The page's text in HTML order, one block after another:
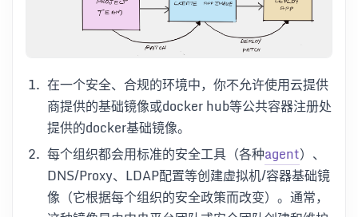
在一个安全、合规的环境中，你不允许使用云提供
商提供的基础镜像或docker hub等公共容器注册处
提供的docker基础镜像。
每个组织都会用标准的安全工具（各种agent）、
DNS/Proxy、LDAP配置等创建虚拟机/容器基础镜
像（它根据每个组织的安全政策而改变）。通常，